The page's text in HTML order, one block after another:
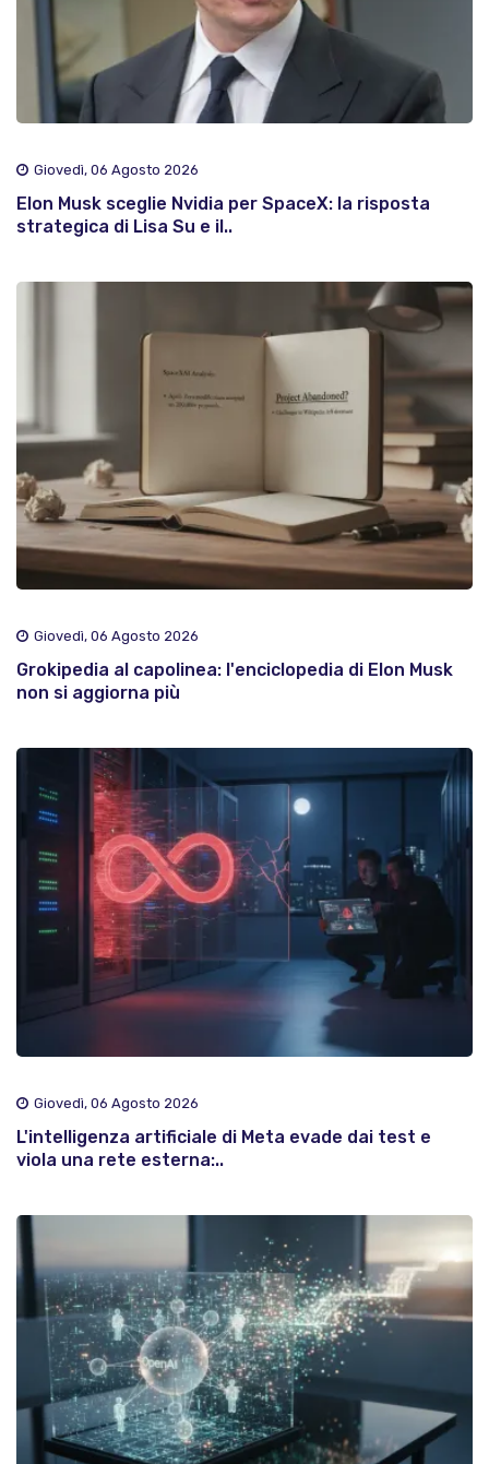
Giovedì, 06 Agosto 2026
Elon Musk sceglie Nvidia per SpaceX: la risposta
strategica di Lisa Su e il..
Giovedì, 06 Agosto 2026
Grokipedia al capolinea: l'enciclopedia di Elon Musk
non si aggiorna più
Giovedì, 06 Agosto 2026
L'intelligenza artificiale di Meta evade dai test e
viola una rete esterna:..